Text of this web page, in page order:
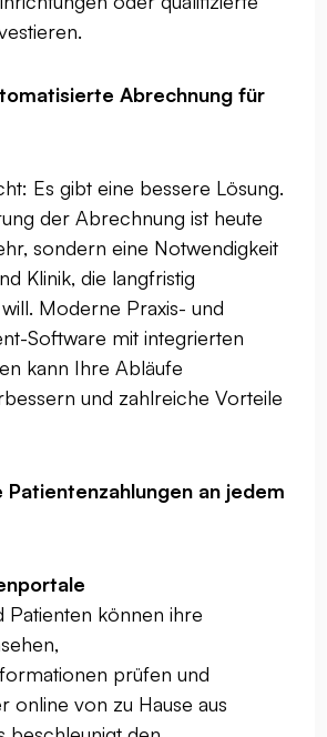
Abrechnung für
Es gibt eine bessere Lösung.
der Abrechnung ist heute
sondern eine Notwendigkeit
Klinik, die langfristig
Moderne Praxis- und
Software mit integrierten
kann Ihre Abläufe
und zahlreiche Vorteile
Patientenzahlungen an jedem
Patienten können ihre
prüfen und
online von zu Hause aus